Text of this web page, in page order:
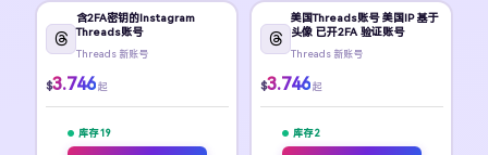
含2FA密钥的Instagram
Threads账号
Threads 新账号
$3.746 起
库存 19
美国Threads账号 美国IP 基于
头像 已开2FA 验证账号
Threads 新账号
$3.746 起
库存 2